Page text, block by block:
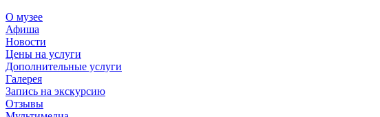
О музее
Афиша
Новости
Цены на услуги
Дополнительные услуги
Галерея
Запись на экскурсию
Отзывы